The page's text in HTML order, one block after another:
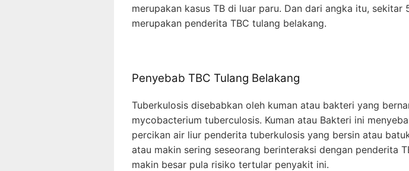
merupakan kasus TB di luar paru. Dan dari angka itu, sekitar
merupakan penderita TBC tulang belakang.
Penyebab TBC Tulang Belakang
Tuberkulosis disebabkan oleh kuman atau bakteri yang
mycobacterium tuberculosis. Kuman atau Bakteri ini
percikan air liur penderita tuberkulosis yang bersin atau
atau makin sering seseorang berinteraksi dengan penderita
makin besar pula risiko tertular penyakit ini.